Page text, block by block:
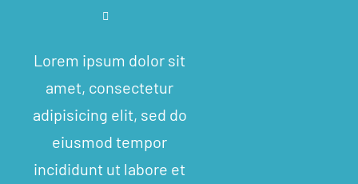
Lorem ipsum dolor sit
amet, consectetur
adipisicing elit, sed do
eiusmod tempor
incididunt ut labore et